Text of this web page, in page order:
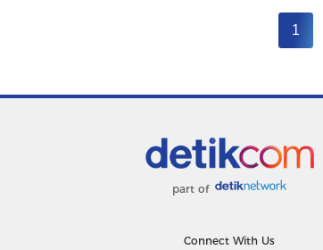
1
part of
Connect With Us